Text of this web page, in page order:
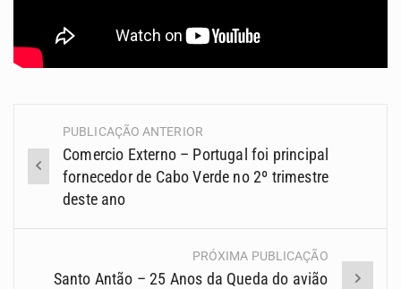
Navegação
(Posts)
PUBLICAÇÃO ANTERIOR
Comercio Externo – Portugal foi principal
fornecedor de Cabo Verde no 2º trimestre
deste ano
PRÓXIMA PUBLICAÇÃO
Santo Antão – 25 Anos da Queda do avião